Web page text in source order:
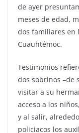
de ayer
meses de edad,
dos familiares en
Cuauhtémoc.
Testimonios
dos sobrinos –de
visitar a su
acceso a los
y al salir,
policiacos los